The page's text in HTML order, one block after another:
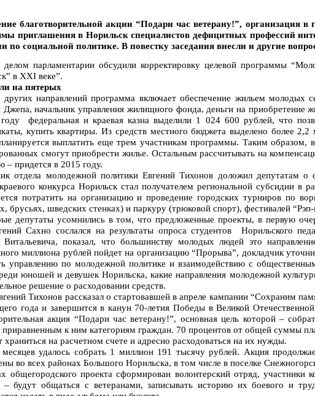
благотворительной акции “Подари час ветерану!”, организация
приглашения в Норильск специалистов дефицитных профессий
по социальной политике. В повестку заседания внесли и другие
парламентарии обсудили корректировку целевой программы
в XXI веке”.
на пятерых
направлений программа включает обеспечение жильем молодых
Джепа, начальник управления жилищного фонда, деньги на приобретение
федеральная и краевая казна выделили 1 024 600 рублей, что
купить квартиры. Из средств местного бюджета выделено более
выплатить еще трем участникам программы. Таким
смогут приобрести жилье. Остальным рассчитывать на
– придется в 2015 году.
отдела молодежной политики Евгений Тихонов доложил депутатам
конкурса Норильск стал получателем региональной субсидии в
потратить на организацию и проведение городских турниров по
брусьях, шведских стенках) и паркуру (трюковой спорт), фестивалей
депутаты усомнились в том, что предложенные проекты, в первую
Сахно сослался на результаты опроса студентов Норильского
Витальевича, показал, что большинству молодых людей это
миллиона рублей пойдет на организацию “Прорыва”, докладчик
управлению по молодежной политике и взаимодействию с
юношей и девушек Норильска, какие направления молодежной
решение о расходовании средств.
Тихонов рассказал о стартовавшей в апреле кампании “Сохраним
года и завершится в канун 70-летия Победы в Великой
акция “Подари час ветерану!”, основная цель которой –
к ним категориям граждан. 70 процентов от общей суммы
храниться на расчетном счете и адресно расходоваться на их нужды.
удалось собрать 1 миллион 191 тысячу рублей. Акция
во всех районах Большого Норильска, в том числе в поселке
общегородского проекта сформирован волонтерский отряд, участники
– будут общаться с ветеранами, записывать историю их боевого и